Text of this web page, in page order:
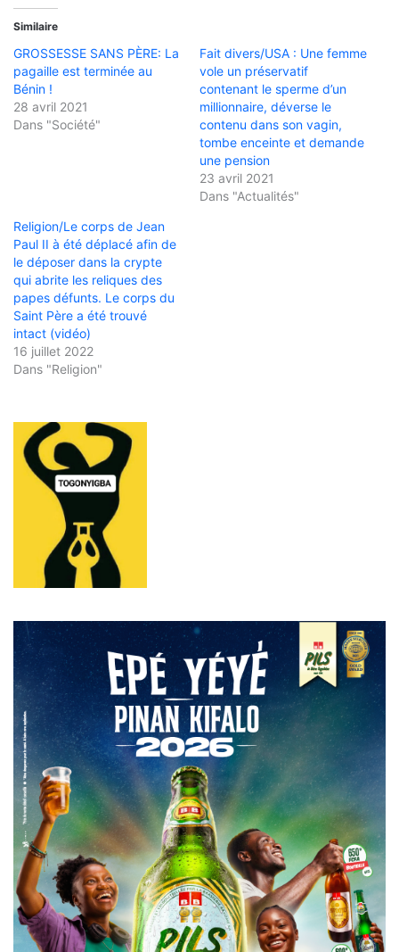
Similaire
GROSSESSE SANS PÈRE: La
pagaille est terminée au
Bénin !
28 avril 2021
Dans "Société"
Fait divers/USA : Une femme
vole un préservatif
contenant le sperme d’un
millionnaire, déverse le
contenu dans son vagin,
tombe enceinte et demande
une pension
23 avril 2021
Dans "Actualités"
Religion/Le corps de Jean
Paul II à été déplacé afin de
le déposer dans la crypte
qui abrite les reliques des
papes défunts. Le corps du
Saint Père a été trouvé
intact (vidéo)
16 juillet 2022
Dans "Religion"